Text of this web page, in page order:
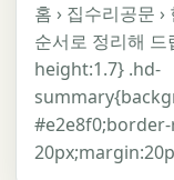
홈 › 집수리공문
순서로 정리해
height:1.7} .hd-